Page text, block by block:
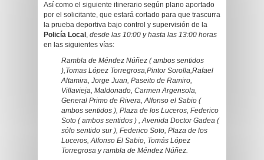
Así como el siguiente itinerario según plano aportado
por el solicitante, que estará cortado para que trascurra
la prueba deportiva bajo control y supervisión de la
Policía Local , desde las 10:00 y hasta las 13:00 horas
en las siguientes vías:
Rambla de Méndez Núñez ( ambos sentidos
),Tomas López Torregrosa,Pintor Sorolla,Rafael
Altamira, Jorge Juan, Paseito de Ramiro,
Villavieja, Maldonado, Carmen Argensola,
General Primo de Rivera, Alfonso el Sabio (
ambos sentidos ), Plaza de los Luceros, Federico
Soto ( ambos sentidos ) , Avenida Doctor Gadea (
sólo sentido sur ), Federico Soto, Plaza de los
Luceros, Alfonso El Sabio, Tomás López
Torregrosa y rambla de Méndez Núñez.